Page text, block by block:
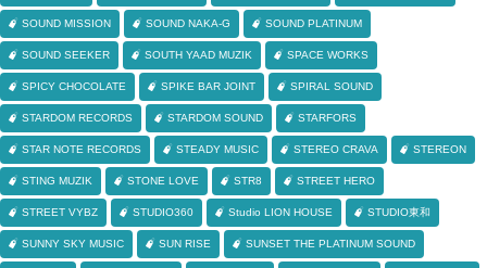
SOUND MISSION SOUND NAKA-G SOUND PLATINUM
SOUND SEEKER SOUTH YAAD MUZIK SPACE WORKS
SPICY CHOCOLATE SPIKE BAR JOINT SPIRAL SOUND
STARDOM RECORDS STARDOM SOUND STARFORS
STAR NOTE RECORDS STEADY MUSIC STEREO CRAVA STEREON
STING MUZIK STONE LOVE STR8 STREET HERO
STREET VYBZ STUDIO360 Studio LION HOUSE STUDIO東和
SUNNY SKY MUSIC SUN RISE SUNSET THE PLATINUM SOUND